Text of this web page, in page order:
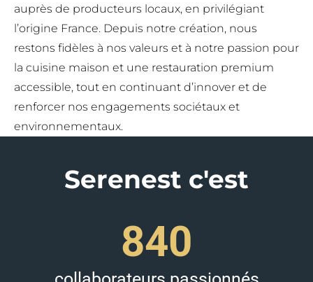
auprès de producteurs locaux, en privilégiant
l’origine France. Depuis notre création, nous
restons fidèles à nos valeurs et à notre passion pour
la cuisine maison et une restauration premium
accessible, tout en continuant d’innover et de
renforcer nos engagements sociétaux et
environnementaux.
Serenest c'est
840